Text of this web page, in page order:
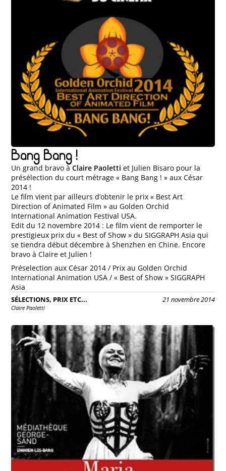
Bang Bang !
Un grand bravo àClaire Paoletti et Julien Bisaro pour la
présélection du court métrage « Bang Bang ! » aux César
2014 !
Le film vient par ailleurs d’obtenir le prix « Best Art
Direction of Animated Film » au Golden Orchid
International Animation Festival USA.
Edit du 12 novembre 2014 : Le film vient de remporter le
prestigieux prix du « Best of Show » du SIGGRAPH Asia qui
se tiendra début décembre à Shenzhen en Chine. Encore
bravo à Claire et Julien !
Préselection aux César 2014 / Prix au Golden Orchid
International Animation USA / « Best of Show » SIGGRAPH
Asia
SÉLECTIONS, PRIX ETC... 21 novembre 2014
Claire Paoletti